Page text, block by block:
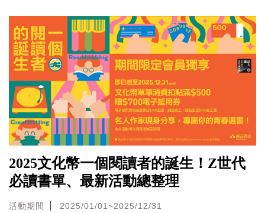
2025文化幣一個閱讀者的誕生！Z世代
必讀書單、最新活動總整理
活動期間 2025/01/01~2025/12/31